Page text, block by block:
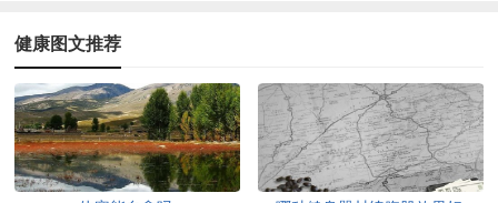
健康图文推荐